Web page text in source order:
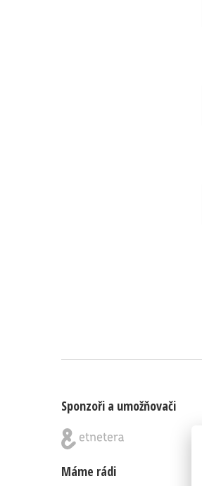
Sponzoři a umožňovači
Máme rádi